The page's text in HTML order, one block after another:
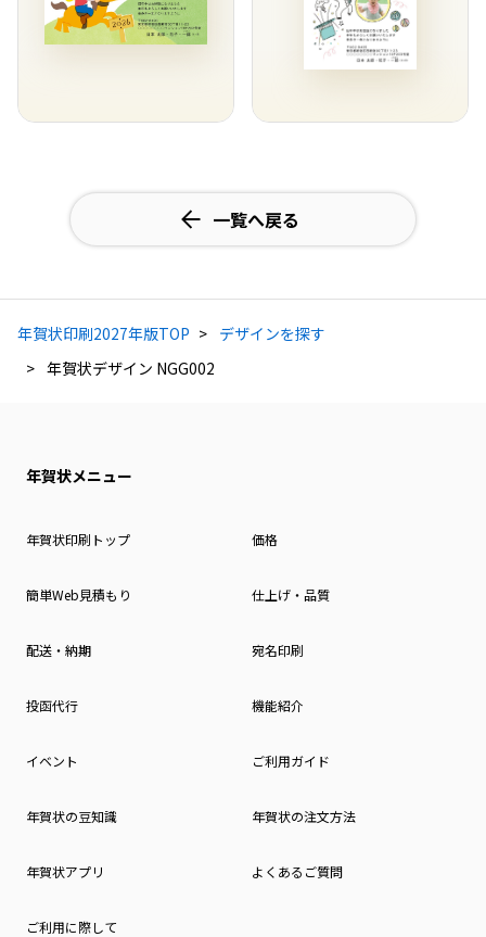
一覧へ戻る
年賀状印刷2027年版TOP
デザインを探す
年賀状デザイン NGG002
年賀状メニュー
年賀状印刷トップ 価格
簡単Web見積もり 仕上げ・品質
配送・納期 宛名印刷
投函代行 機能紹介
イベント ご利用ガイド
年賀状の豆知識 年賀状の注文方法
年賀状アプリ よくあるご質問
ご利用に際して